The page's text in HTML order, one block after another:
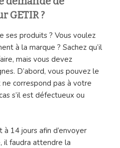
GETIR ?
ses produits ? Vous voulez
à la marque ? Sachez qu’il
mais vous devez
D’abord, vous pouvez le
correspond pas à votre
s’il est défectueux ou
14 jours afin d’envoyer
il faudra attendre la